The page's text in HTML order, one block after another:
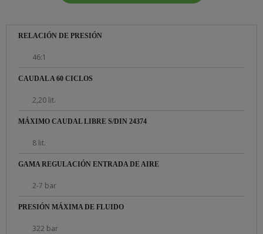
RELACIÓN DE PRESIÓN
46:1
CAUDAL A 60 CICLOS
2,20 lit.
MÁXIMO CAUDAL LIBRE S/DIN 24374
8 lit.
GAMA REGULACIÓN ENTRADA DE AIRE
2-7 bar
PRESIÓN MÁXIMA DE FLUIDO
322 bar